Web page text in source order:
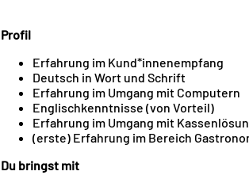
Profil
Erfahrung im Kund*innenempfang
Deutsch in Wort und Schrift
Erfahrung im Umgang mit Computern
Englischkenntnisse (von Vorteil)
Erfahrung im Umgang mit
(erste) Erfahrung im Bereich
Du bringst mit